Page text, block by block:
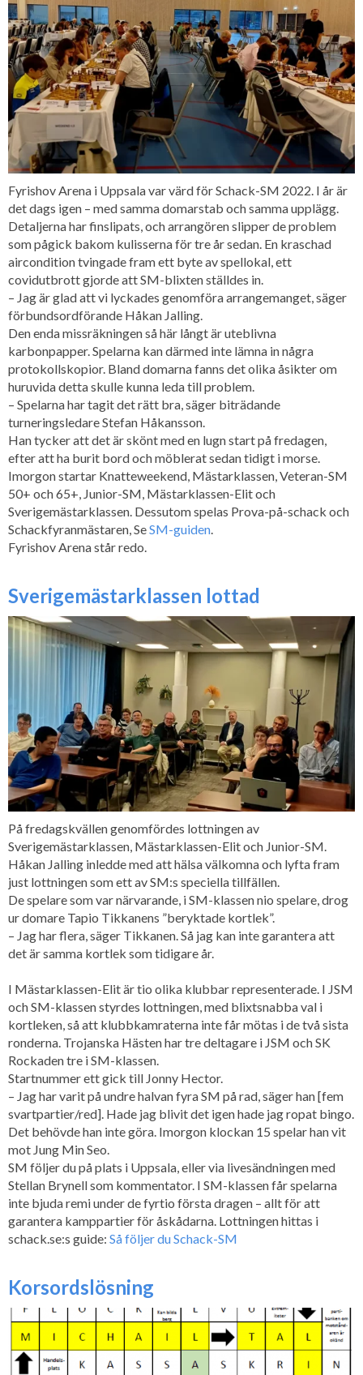
Fyrishov Arena i Uppsala var värd för Schack-SM 2022. I år är
det dags igen – med samma domarstab och samma upplägg.
Detaljerna har finslipats, och arrangören slipper de problem
som pågick bakom kulisserna för tre år sedan. En kraschad
aircondition tvingade fram ett byte av spellokal, ett
covidutbrott gjorde att SM-blixten ställdes in.
– Jag är glad att vi lyckades genomföra arrangemanget, säger
förbundsordförande Håkan Jalling.
Den enda missräkningen så här långt är uteblivna
karbonpapper. Spelarna kan därmed inte lämna in några
protokollskopior. Bland domarna fanns det olika åsikter om
huruvida detta skulle kunna leda till problem.
– Spelarna har tagit det rätt bra, säger biträdande
turneringsledare Stefan Håkansson.
Han tycker att det är skönt med en lugn start på fredagen,
efter att ha burit bord och möblerat sedan tidigt i morse.
Imorgon startar Knatteweekend, Mästarklassen, Veteran-SM
50+ och 65+, Junior-SM, Mästarklassen-Elit och
Sverigemästarklassen. Dessutom spelas Prova-på-schack och
Schackfyranmästaren, SeSM-guiden.
Fyrishov Arena står redo.
Sverigemästarklassen lottad
På fredagskvällen genomfördes lottningen av
Sverigemästarklassen, Mästarklassen-Elit och Junior-SM.
Håkan Jalling inledde med att hälsa välkomna och lyfta fram
just lottningen som ett av SM:s speciella tillfällen.
De spelare som var närvarande, i SM-klassen nio spelare, drog
ur domare Tapio Tikkanens ”beryktade kortlek”.
– Jag har flera, säger Tikkanen. Så jag kan inte garantera att
det är samma kortlek som tidigare år.
I Mästarklassen-Elit är tio olika klubbar representerade. I JSM
och SM-klassen styrdes lottningen, med blixtsnabba val i
kortleken, så att klubbkamraterna inte får mötas i de två sista
ronderna. Trojanska Hästen har tre deltagare i JSM och SK
Rockaden tre i SM-klassen.
Startnummer ett gick till Jonny Hector.
– Jag har varit på undre halvan fyra SM på rad, säger han [fem
svartpartier/red]. Hade jag blivit det igen hade jag ropat bingo.
Det behövde han inte göra. Imorgon klockan 15 spelar han vit
mot Jung Min Seo.
SM följer du på plats i Uppsala, eller via livesändningen med
Stellan Brynell som kommentator. I SM-klassen får spelarna
inte bjuda remi under de fyrtio första dragen – allt för att
garantera kamppartier för åskådarna. Lottningen hittas i
schack.se:s guide: Så följer du Schack-SM
Korsordslösning